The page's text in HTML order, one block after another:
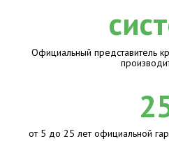
Официальный представитель
от 5 до 25 лет официальной